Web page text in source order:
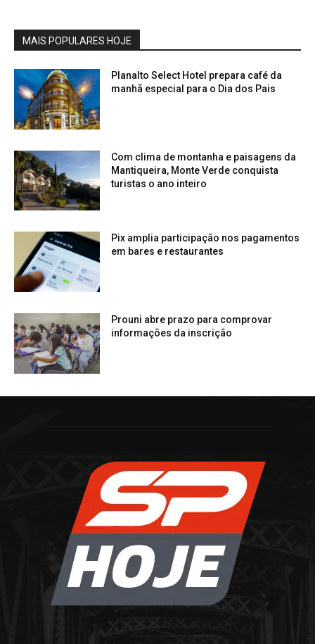
MAIS POPULARES HOJE
Planalto Select Hotel prepara café da
manhã especial para o Dia dos Pais
Com clima de montanha e paisagens da
Mantiqueira, Monte Verde conquista
turistas o ano inteiro
Pix amplia participação nos pagamentos
em bares e restaurantes
Prouni abre prazo para comprovar
informações da inscrição